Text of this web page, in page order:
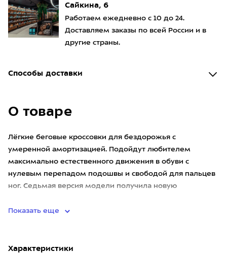
Сайкина, 6
Работаем ежедневно с 10 до 24.
Доставляем заказы по всей России и в
другие страны.
Способы доставки
О товаре
Лёгкие беговые кроссовки для бездорожья с
умеренной амортизацией. Подойдут любителем
максимально естественного движения в обуви с
нулевым перепадом подошвы и свободой для пальцев
ног. Седьмая версия модели получила новую
Показать еще
Характеристики